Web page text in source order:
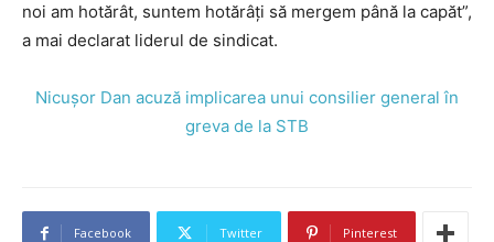
noi am hotărât, suntem hotărâți să mergem până la capăt”,
a mai declarat liderul de sindicat.
Nicușor Dan acuză implicarea unui consilier general în
greva de la STB
Facebook Twitter Pinterest